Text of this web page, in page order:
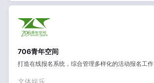
706青年空间
打造在线报名系统，综合管理多样化的活动报名工作